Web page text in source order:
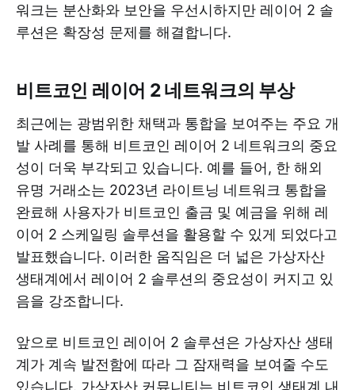
워크는 분산화와 보안을 우선시하지만 레이어 2 솔
루션은 확장성 문제를 해결합니다.
비트코인 레이어 2 네트워크의 부상
최근에는 광범위한 채택과 통합을 보여주는 주요 개
발 사례를 통해 비트코인 ​​레이어 2 네트워크의 중요
성이 더욱 부각되고 있습니다. 예를 들어, 한 해외
유명 거래소는 2023년 라이트닝 네트워크 통합을
완료해 사용자가 비트코인 ​​출금 ​​및 예금을 위해 레
이어 2 스케일링 솔루션을 활용할 수 있게 되었다고
발표했습니다. 이러한 움직임은 더 넓은 가상자산
생태계에서 레이어 2 솔루션의 중요성이 커지고 있
음을 강조합니다.
앞으로 비트코인 ​​레이어 2 솔루션은 가상자산 생태
계가 계속 발전함에 따라 그 잠재력을 보여줄 수도
있습니다. 가상자산 커뮤니티는 비트코인 ​​생태계 내